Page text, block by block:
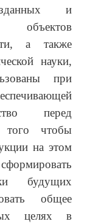
и
а также
науки,
при
перед
того чтобы
на этом
будущих
общее
целях в